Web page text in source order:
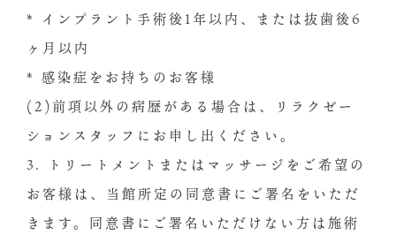
* インプラント手術後1年以内、または抜⻭後6
ヶ月以内
* 感染症をお持ちのお客様
(2)前項以外の病歴がある場合は、リラクゼー
ションスタッフにお申し出ください。
3. トリートメントまたはマッサージをご希望の
お客様は、当館所定の同意書にご署名をいただ
きます。同意書にご署名いただけない方は施術